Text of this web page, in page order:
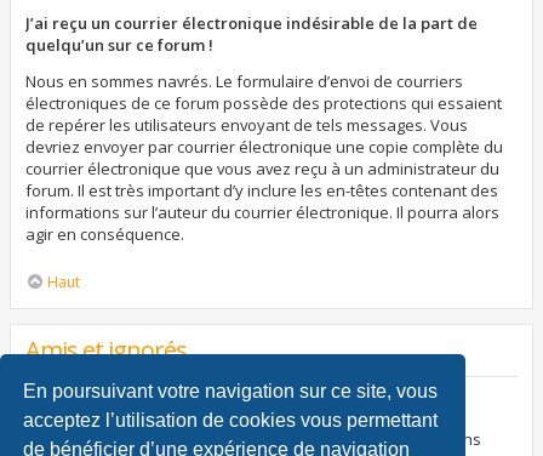
En poursuivant votre navigation sur ce site, vous
acceptez l’utilisation de cookies vous permettant
de bénéficier d’une expérience de navigation
J’ai reçu un courrier électronique indésirable de la part de
quelqu’un sur ce forum !
Nous en sommes navrés. Le formulaire d’envoi de courriers
électroniques de ce forum possède des protections qui essaient
de repérer les utilisateurs envoyant de tels messages. Vous
devriez envoyer par courrier électronique une copie complète du
courrier électronique que vous avez reçu à un administrateur du
forum. Il est très important d’y inclure les en-têtes contenant des
informations sur l’auteur du courrier électronique. Il pourra alors
agir en conséquence.
Haut
Amis et ignorés
À quoi sert ma liste d’amis et d’ignorés ?
Vous pouvez utiliser ces listes afin d’organiser et trier certains